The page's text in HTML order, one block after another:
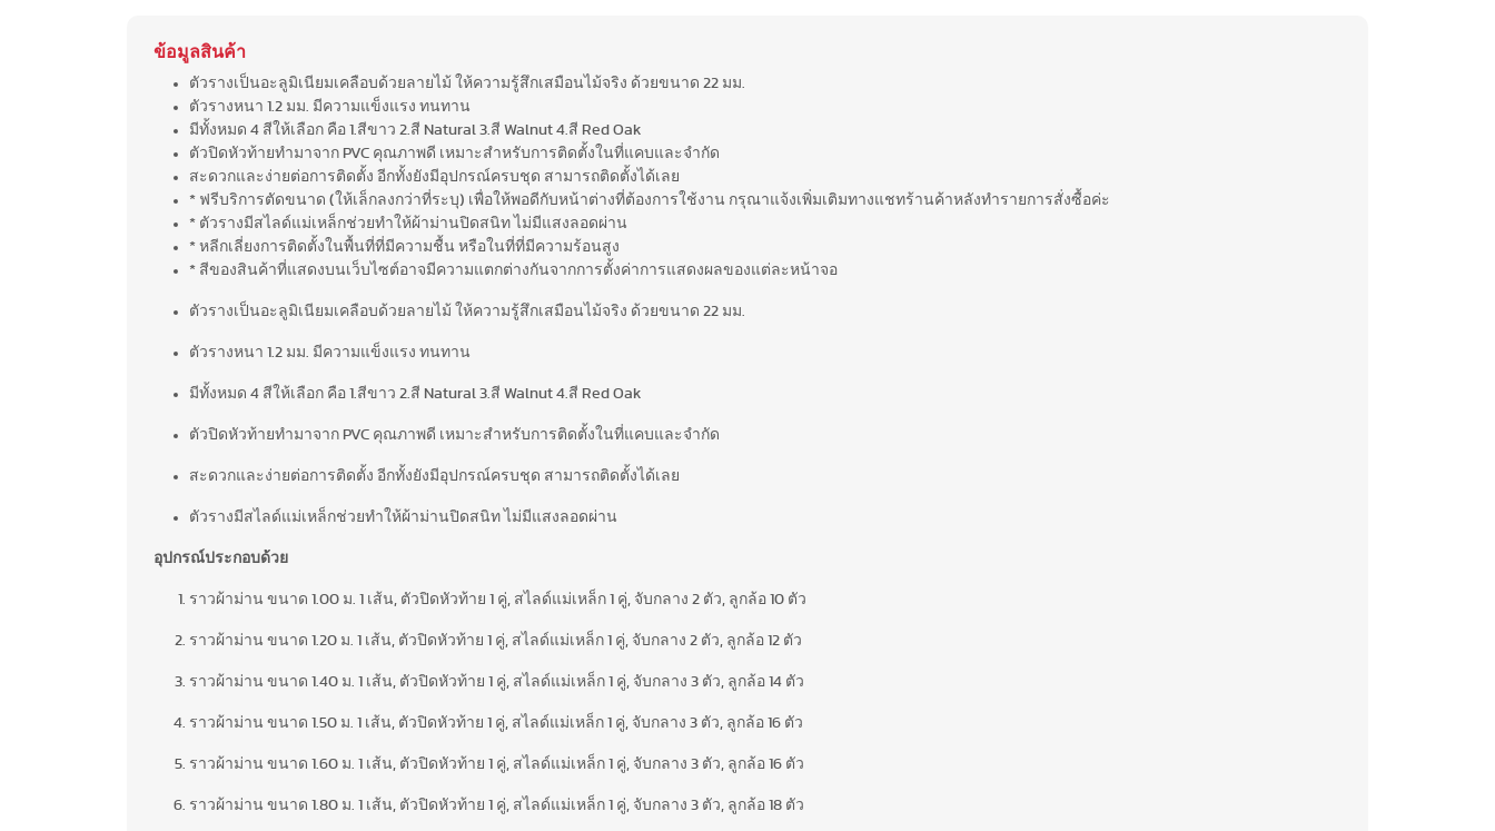
ข้อมูลสินค้า
ตัวรางเป็นอะลูมิเนียมเคลือบด้วยลายไม้ ให้ความรู้สึกเสมือนไม้จริง ด้วยขนาด 22 มม.
ตัวรางหนา 1.2 มม. มีความแข็งแรง ทนทาน
มีทั้งหมด 4 สีให้เลือก คือ 1.สีขาว 2.สี Natural 3.สี Walnut 4.สี Red Oak
ตัวปิดหัวท้ายทำมาจาก PVC คุณภาพดี เหมาะสำหรับการติดตั้งในที่แคบและจำกัด
สะดวกและง่ายต่อการติดตั้ง อีกทั้งยังมีอุปกรณ์ครบชุด สามารถติดตั้งได้เลย
* ฟรีบริการตัดขนาด (ให้เล็กลงกว่าที่ระบุ) เพื่อให้พอดีกับหน้าต่างที่ต้องการใช้งาน กรุณาแจ้งเพิ่มเติมทางแชทร้านค้าหลังทำรายการสั่งซื้อค่ะ
* ตัวรางมีสไลด์แม่เหล็กช่วยทำให้ผ้าม่านปิดสนิท ไม่มีแสงลอดผ่าน
* หลีกเลี่ยงการติดตั้งในพื้นที่ที่มีความชื้น หรือในที่ที่มีความร้อนสูง
* สีของสินค้าที่แสดงบนเว็บไซต์อาจมีความแตกต่างกันจากการตั้งค่าการแสดงผลของแต่ละหน้าจอ
ตัวรางเป็นอะลูมิเนียมเคลือบด้วยลายไม้ ให้ความรู้สึกเสมือนไม้จริง ด้วยขนาด 22 มม.
ตัวรางหนา 1.2 มม. มีความแข็งแรง ทนทาน
มีทั้งหมด 4 สีให้เลือก คือ 1.สีขาว 2.สี Natural 3.สี Walnut 4.สี Red Oak
ตัวปิดหัวท้ายทำมาจาก PVC คุณภาพดี เหมาะสำหรับการติดตั้งในที่แคบและจำกัด
สะดวกและง่ายต่อการติดตั้ง อีกทั้งยังมีอุปกรณ์ครบชุด สามารถติดตั้งได้เลย
ตัวรางมีสไลด์แม่เหล็กช่วยทำให้ผ้าม่านปิดสนิท ไม่มีแสงลอดผ่าน
อุปกรณ์ประกอบด้วย
ราวผ้าม่าน ขนาด 1.00 ม. 1 เส้น, ตัวปิดหัวท้าย 1 คู่, สไลด์แม่เหล็ก 1 คู่, จับกลาง 2 ตัว, ลูกล้อ 10 ตัว
ราวผ้าม่าน ขนาด 1.20 ม. 1 เส้น, ตัวปิดหัวท้าย 1 คู่, สไลด์แม่เหล็ก 1 คู่, จับกลาง 2 ตัว, ลูกล้อ 12 ตัว
ราวผ้าม่าน ขนาด 1.40 ม. 1 เส้น, ตัวปิดหัวท้าย 1 คู่, สไลด์แม่เหล็ก 1 คู่, จับกลาง 3 ตัว, ลูกล้อ 14 ตัว
ราวผ้าม่าน ขนาด 1.50 ม. 1 เส้น, ตัวปิดหัวท้าย 1 คู่, สไลด์แม่เหล็ก 1 คู่, จับกลาง 3 ตัว, ลูกล้อ 16 ตัว
ราวผ้าม่าน ขนาด 1.60 ม. 1 เส้น, ตัวปิดหัวท้าย 1 คู่, สไลด์แม่เหล็ก 1 คู่, จับกลาง 3 ตัว, ลูกล้อ 16 ตัว
ราวผ้าม่าน ขนาด 1.80 ม. 1 เส้น, ตัวปิดหัวท้าย 1 คู่, สไลด์แม่เหล็ก 1 คู่, จับกลาง 3 ตัว, ลูกล้อ 18 ตัว